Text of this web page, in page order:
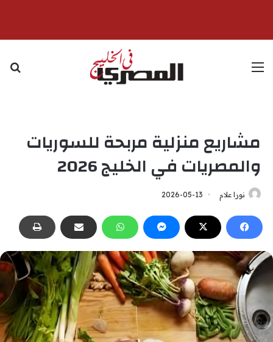
القائمة
مشاريع منزلية مربحة للسوريات
والمصريات في الخليج 2026
نورا علام 2026-05-13